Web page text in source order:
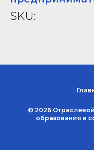
SKU:
© 2026
образования в